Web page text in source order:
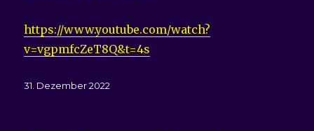
https://www.youtube.com/watch?
v=vgpmfcZeT8Q&t=4s
Veröffentlicht
31. Dezember 2022